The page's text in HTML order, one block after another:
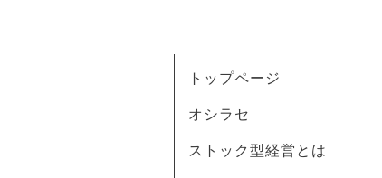
トップページ
オシラセ
ストック型経営とは